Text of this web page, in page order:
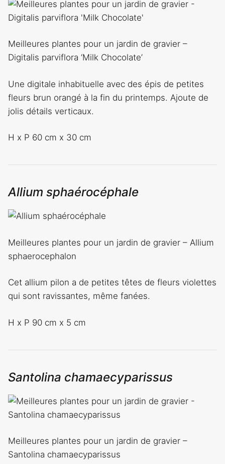
Meilleures plantes pour un jardin de gravier –
Digitalis parviflora ‘Milk Chocolate’
Une digitale inhabituelle avec des épis de petites
fleurs brun orangé à la fin du printemps. Ajoute de
jolis détails verticaux.
H x P 60 cm x 30 cm
Allium sphaérocéphale
Meilleures plantes pour un jardin de gravier – Allium
sphaerocephalon
Cet allium pilon a de petites têtes de fleurs violettes
qui sont ravissantes, même fanées.
H x P 90 cm x 5 cm
Santolina chamaecyparissus
Meilleures plantes pour un jardin de gravier –
Santolina chamaecyparissus